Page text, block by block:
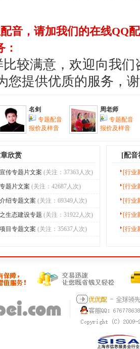
音，请加我们的在线QQ
名剑
专题配音
报价及样音
周老师
专题配音
报价及样音
欣赏
传专题片文案 (关注：37363人次)
题片文案 (关注：42687人次)
绍专题文案 (关注：69349人次)
生态建设专题 (关注：31922人次)
目专题文案 (关注：35637人次)
[配音
[行业
[行业
[行业
[行业
[行业